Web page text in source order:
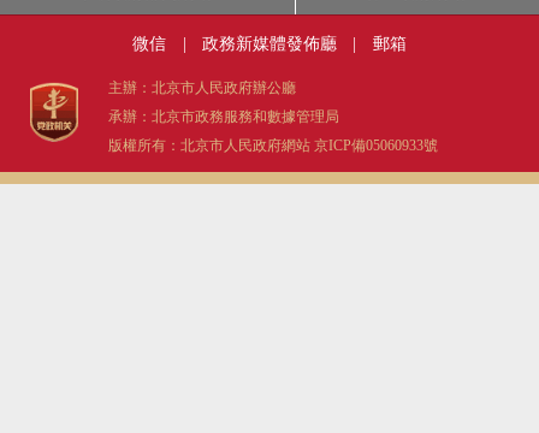
個人服務 法人服務 部門服務
便民服務 利企服務
仲介服務 陽光政務
微信 政務新媒體發佈廳 郵箱
主辦：北京市人民政府辦公廳
承辦：北京市政務服務和數據管理局
版權所有：北京市人民政府網站 京ICP備05060933號